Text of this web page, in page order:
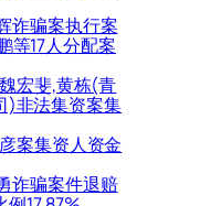
诈骗案执行案
等17人分配案
宏斐,黄栋(青
)非法集资案集
案集资人资金
诈骗案件退赔